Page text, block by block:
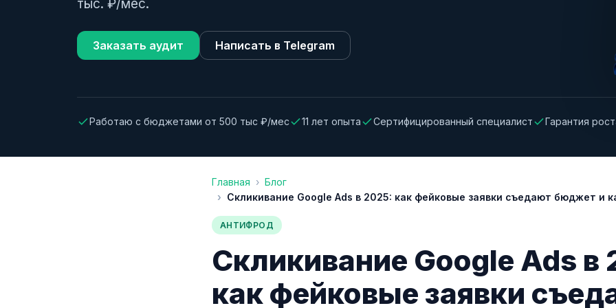
тыс. ₽/мес.
Заказать аудит Написать в Telegram
Работаю с бюджетами от 500 тыс ₽/мес 11 лет опыта Сертифицированный специалист Гарантия
Главная
Блог
Скликивание Google Ads в 2025: как фейковые заявки съедают бюджет и
АНТИФРОД
Скликивание Google Ads в
как фейковые заявки